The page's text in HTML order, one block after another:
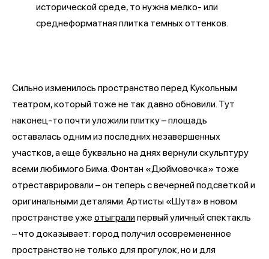
исторической среде, то нужна мелко- или
среднеформатная плитка темных оттенков.
Сильно изменилось пространство перед Кукольным
театром, который тоже не так давно обновили. Тут
наконец-то почти уложили плитку – площадь
оставалась одним из последних незавершенных
участков, а еще буквально на днях вернули скульптуру
всеми любимого Бима. Фонтан «Дюймовочка» тоже
отреставрировали – он теперь с вечерней подсветкой и
оригинальными деталями. Артисты «Шута» в новом
пространстве уже отыгралипервый уличный спектакль
– что доказывает: город получил осовремененное
пространство не только для прогулок, но и для